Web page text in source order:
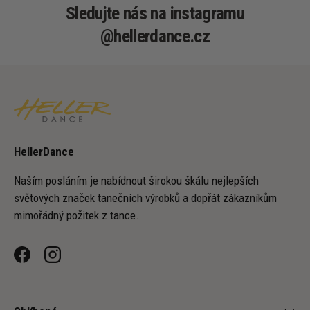
Sledujte nás na instagramu
@hellerdance.cz
HellerDance
Naším posláním je nabídnout širokou škálu nejlepších
světových značek tanečních výrobků a dopřát zákazníkům
mimořádný požitek z tance.
FacebookInstagram